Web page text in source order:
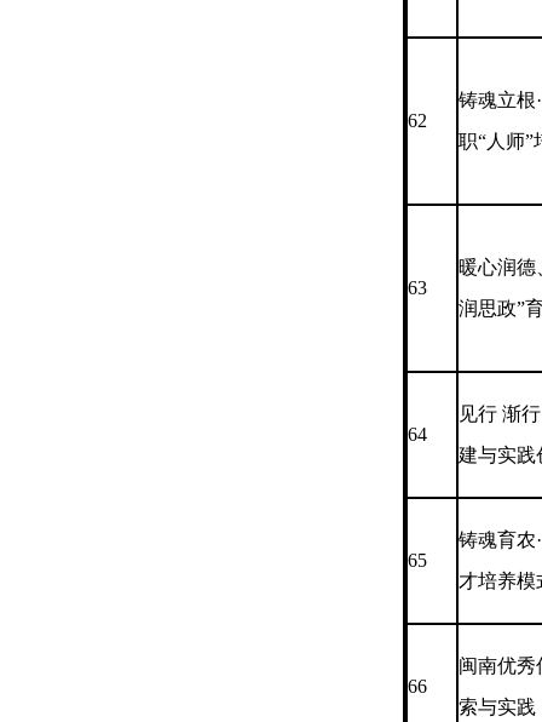
62
铸魂立根
职“人师
63
暖心润
润思政”
64
见行 渐
建与实
65
铸魂育农
才培养
66
闽南优秀
索与实践